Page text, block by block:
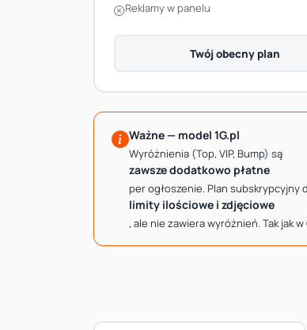
Reklamy w panelu
Twój obecny plan
Ważne — model 1G.pl
Wyróżnienia (Top, VIP, Bump) są
zawsze dodatkowo płatne
per ogłoszenie. Plan subskrypcyjny
limity ilościowe i zdjęciowe
, ale nie zawiera wyróżnień. Tak jak w